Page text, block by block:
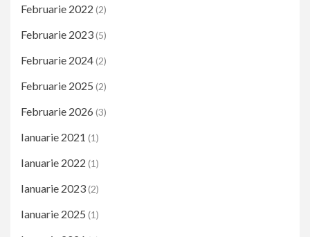
Februarie 2022 (2)
Februarie 2023(5)
Februarie 2024(2)
Februarie 2025 (2)
Februarie 2026 (3)
Ianuarie 2021 (1)
Ianuarie 2022 (1)
Ianuarie 2023(2)
Ianuarie 2025 (1)